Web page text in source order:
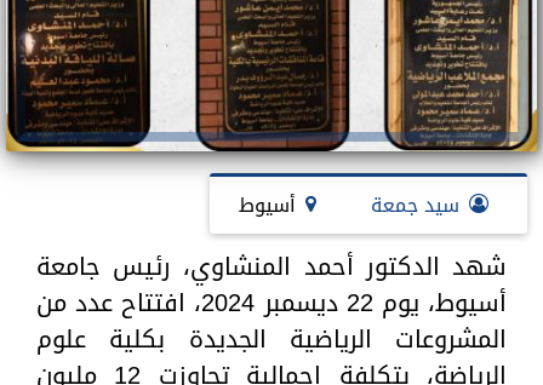
سيد جمعة أسيوط
شهد الدكتور أحمد المنشاوي، رئيس جامعة
أسيوط، يوم 22 ديسمبر 2024، افتتاح عدد من
المشروعات الرياضية الجديدة بكلية علوم
الرياضة، بتكلفة إجمالية تجاوزت 12 مليون